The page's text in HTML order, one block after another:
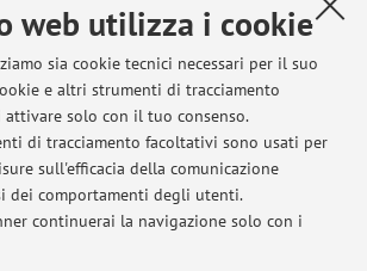
web utilizza i cookie
sia cookie tecnici necessari per il suo
e altri strumenti di tracciamento
solo con il tuo consenso.
di tracciamento facoltativi sono usati per
sull'efficacia della comunicazione
dei comportamenti degli utenti.
continuerai la navigazione solo con i
presenti contenuti.
Ultimi avvisi
non sono presenti avvisi.